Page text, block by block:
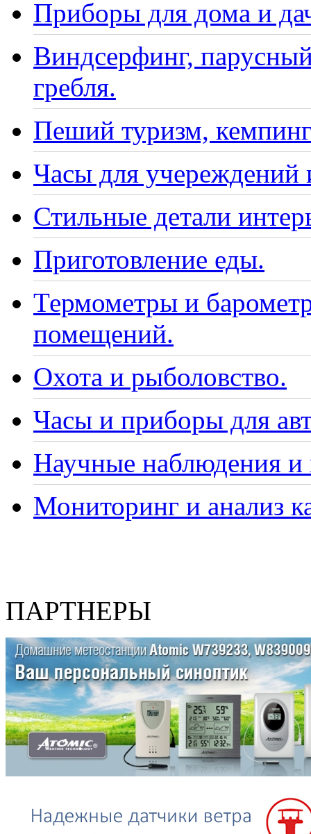
Приборы для дома и
Виндсерфинг,
гребля.
Пеший туризм,
Часы для учереждений
Стильные детали
Приготовление еды.
Термометры и
помещений.
Охота и рыболовство.
Часы и приборы для
Научные наблюдения и
Мониторинг и анализ
ПАРТНЕРЫ